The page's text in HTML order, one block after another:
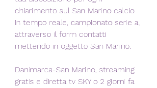
chiarimento sul San Marino calcio
in tempo reale, campionato serie a,
attraverso il form contatti
mettendo in oggetto San Marino.
Danimarca-San Marino, streaming
gratis e diretta tv SKY o 2 giorni fa